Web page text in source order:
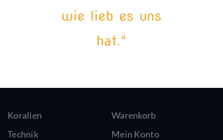
wie lieb es uns
hat.“
Korallen
Technik
Warenkorb
Mein Konto